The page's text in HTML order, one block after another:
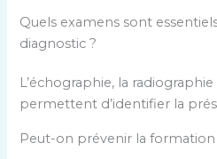
Quels examens sont
diagnostic ?
L’échographie, la
permettent d’identifier la
Peut-on prévenir la formation